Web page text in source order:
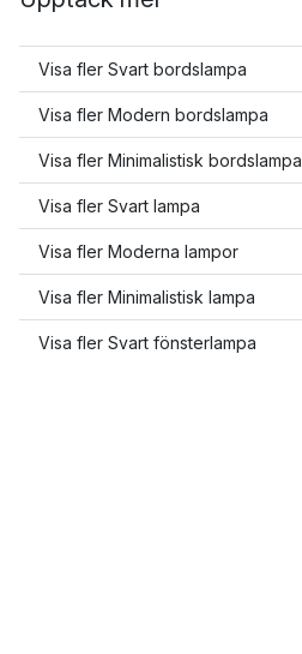
Visa fler Svart bordslampa
Visa fler Modern bordslampa
Visa fler Minimalistisk bordslampa
Visa fler Svart lampa
Visa fler Moderna lampor
Visa fler Minimalistisk lampa
Visa fler Svart fönsterlampa